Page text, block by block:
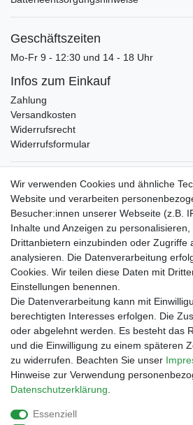
Geschäftszeiten
Mo-Fr 9 - 12:30 und 14 - 18 Uhr
Infos zum Einkauf
Zahlung
Versandkosten
Widerrufsrecht
Widerrufsformular
Verpackungslizenz
bei der Landbell AG
Zahlungsarten
Vorabüberweisung
Rechnungskauf
Zahlung bei Abholung
PayPal (inkl. Kreditkarten)
Impressum
Wir verwenden Cookies und ähnliche
Website und verarbeiten
Besucher:innen unserer Webseite (z.B.
Inhalte und Anzeigen zu personalisieren,
Drittanbietern einzubinden oder Zugriffe
analysieren. Die Datenverarbeitung
Cookies. Wir teilen diese Daten mit
Einstellungen benennen.
Die Datenverarbeitung kann mit
berechtigten Interesses erfolgen. Die
oder abgelehnt werden. Es besteht das
und die Einwilligung zu einem späteren
zu widerrufen. Beachten Sie unser
Hinweise zur Verwendung
Daten­schutz­erklärung
Essenziell